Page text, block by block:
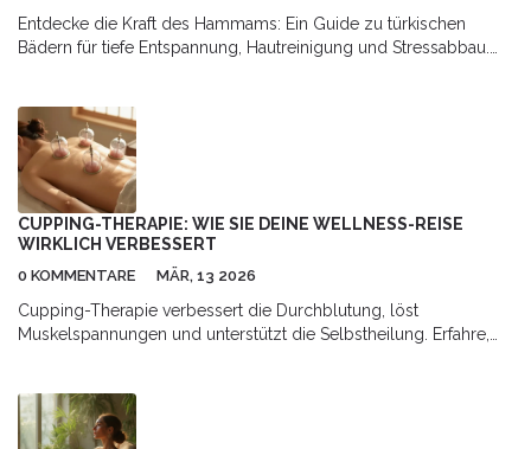
Entdecke die Kraft des Hammams: Ein Guide zu türkischen
Bädern für tiefe Entspannung, Hautreinigung und Stressabbau.
CUPPING-THERAPIE: WIE SIE DEINE WELLNESS-REISE
WIRKLICH VERBESSERT
0 KOMMENTARE MÄR, 13 2026
Cupping-Therapie verbessert die Durchblutung, löst
Muskelspannungen und unterstützt die Selbstheilung. Erfahre,